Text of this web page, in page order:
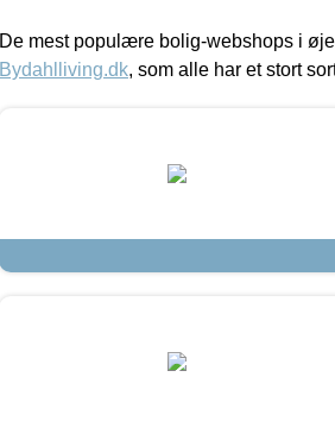
De mest populære bolig-webshops i
Bydahlliving.dk, som alle har et stort